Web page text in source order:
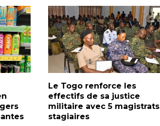
Le Togo renforce les
effectifs de sa justice
militaire avec 5 magistrats
stagiaires